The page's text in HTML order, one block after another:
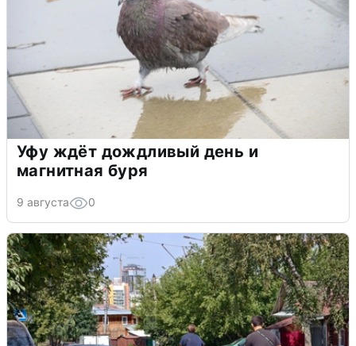
Уфу ждёт дождливый день и
магнитная буря
9 августа 0